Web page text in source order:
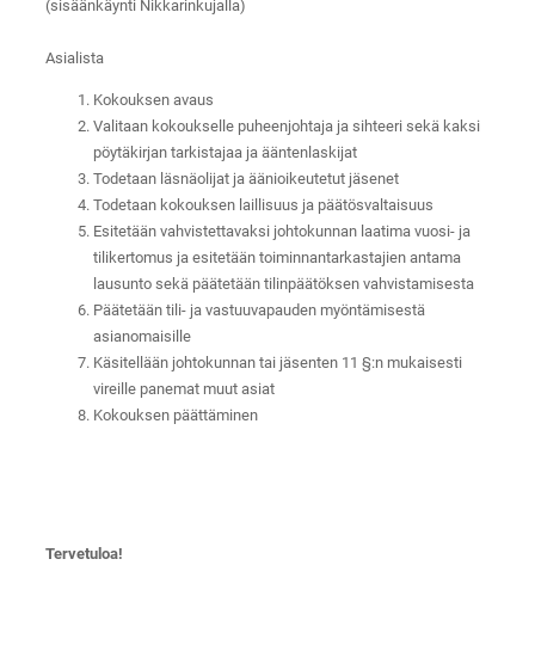
(sisäänkäynti Nikkarinkujalla)
Asialista
Kokouksen avaus
Valitaan kokoukselle puheenjohtaja ja sihteeri sekä kaksi
pöytäkirjan tarkistajaa ja ääntenlaskijat
Todetaan läsnäolijat ja äänioikeutetut jäsenet
Todetaan kokouksen laillisuus ja päätösvaltaisuus
Esitetään vahvistettavaksi johtokunnan laatima vuosi- ja
tilikertomus ja esitetään toiminnantarkastajien antama
lausunto sekä päätetään tilinpäätöksen vahvistamisesta
Päätetään tili- ja vastuuvapauden myöntämisestä
asianomaisille
Käsitellään johtokunnan tai jäsenten 11 §:n mukaisesti
vireille panemat muut asiat
Kokouksen päättäminen
Tervetuloa!